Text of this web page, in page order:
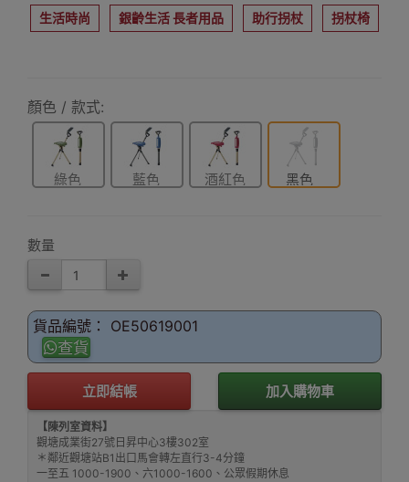
生活時尚 銀齡生活 長者用品 助行拐杖 拐杖椅
顏色 / 款式:
綠色 藍色 酒紅色 黑色
數量
貨品編號： OE50619001
查貨
立即結帳 加入購物車
【陳列室資料】
觀塘成業街27號日昇中心3樓302室
＊鄰近觀塘站B1出口馬會轉左直行3-4分鐘
一至五 1000-1900、六1000-1600、公眾假期休息